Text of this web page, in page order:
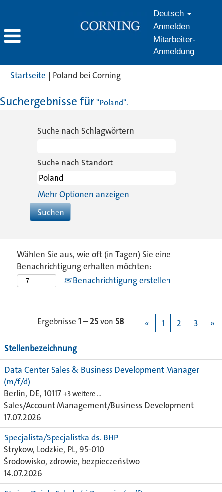
Deutsch
Anmelden
Mitarbeiter-
Anmeldung
Startseite | Poland bei Corning(aktuelle
Suchergebnisse für"Poland".
Suche nach Schlagwörtern
Suche nach Standort
Mehr Optionen anzeigen
Wählen Sie aus, wie oft (in Tagen) Sie eine
Benachrichtigung erhalten möchten:
Benachrichtigung erstellen
Ergebnisse 1 – 25von 58 « 1 2 3 »
Stellenbezeichnung
Data Center Sales & Business Development Manager
(m/f/d)
Berlin, DE, 10117 +3 weitere …
Sales/Account Management/Business Development
17.07.2026
Specjalista/Specjalistka ds. BHP
Strykow, Lodzkie, PL, 95-010
Środowisko, zdrowie, bezpieczeństwo
14.07.2026